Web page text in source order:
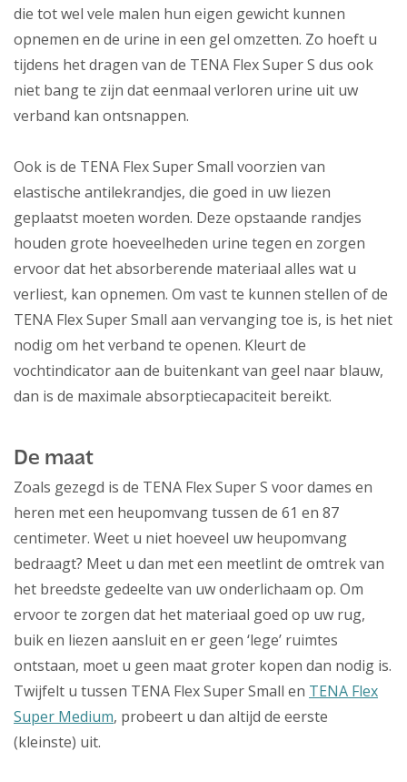
die tot wel vele malen hun eigen gewicht kunnen
opnemen en de urine in een gel omzetten. Zo hoeft u
tijdens het dragen van de TENA Flex Super S dus ook
niet bang te zijn dat eenmaal verloren urine uit uw
verband kan ontsnappen.
Ook is de TENA Flex Super Small voorzien van
elastische antilekrandjes, die goed in uw liezen
geplaatst moeten worden. Deze opstaande randjes
houden grote hoeveelheden urine tegen en zorgen
ervoor dat het absorberende materiaal alles wat u
verliest, kan opnemen. Om vast te kunnen stellen of de
TENA Flex Super Small aan vervanging toe is, is het niet
nodig om het verband te openen. Kleurt de
vochtindicator aan de buitenkant van geel naar blauw,
dan is de maximale absorptiecapaciteit bereikt.
De maat
Zoals gezegd is de TENA Flex Super S voor dames en
heren met een heupomvang tussen de 61 en 87
centimeter. Weet u niet hoeveel uw heupomvang
bedraagt? Meet u dan met een meetlint de omtrek van
het breedste gedeelte van uw onderlichaam op. Om
ervoor te zorgen dat het materiaal goed op uw rug,
buik en liezen aansluit en er geen ‘lege’ ruimtes
ontstaan, moet u geen maat groter kopen dan nodig is.
Twijfelt u tussen TENA Flex Super Small en TENA Flex
Super Medium, probeert u dan altijd de eerste
(kleinste) uit.